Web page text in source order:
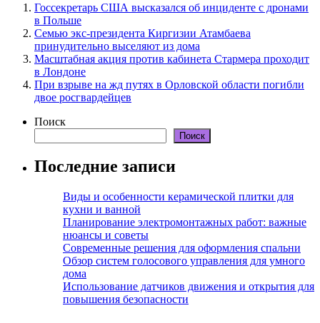
Госсекретарь США высказался об инциденте с дронами
в Польше
Семью экс-президента Киргизии Атамбаева
принудительно выселяют из дома
Масштабная акция против кабинета Стармера проходит
в Лондоне
При взрыве на жд путях в Орловской области погибли
двое росгвардейцев
Поиск
Поиск
Последние записи
Виды и особенности керамической плитки для
кухни и ванной
Планирование электромонтажных работ: важные
нюансы и советы
Современные решения для оформления спальни
Обзор систем голосового управления для умного
дома
Использование датчиков движения и открытия для
повышения безопасности